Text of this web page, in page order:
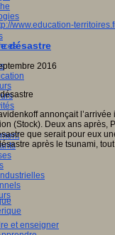
et enseigner
www.education-
désastre
2016
annonçait l’arrivée
(Stock). Deux ans après,
que serait pour eux
après le tsunami,